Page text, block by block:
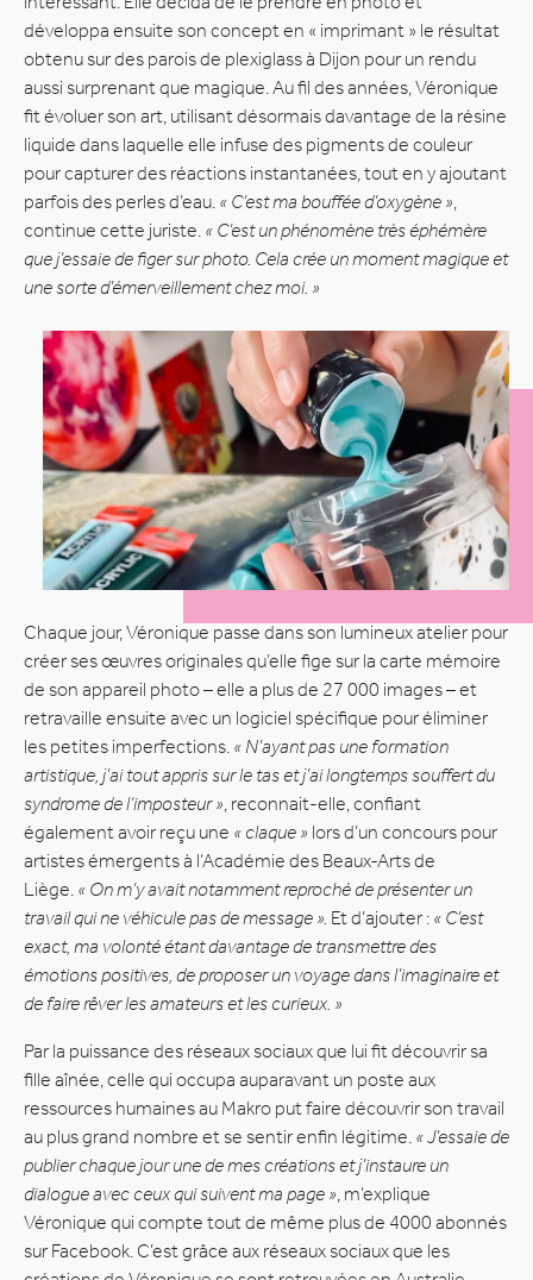
développa ensuite son concept en « imprimant » le résultat
obtenu sur des parois de plexiglass à Dijon pour un rendu
aussi surprenant que magique. Au fil des années, Véronique
fit évoluer son art, utilisant désormais davantage de la résine
liquide dans laquelle elle infuse des pigments de couleur
pour capturer des réactions instantanées, tout en y ajoutant
parfois des perles d’eau. « C’est ma bouffée d’oxygène »
continue cette juriste. « C’est un phénomène très éphémère
que j’essaie de figer sur photo. Cela crée un moment magique et
une sorte d’émerveillement chez moi. »
Chaque jour, Véronique passe dans son lumineux atelier pour
créer ses œuvres originales qu’elle fige sur la carte mémoire
de son appareil photo – elle a plus de 27 000 images – et
retravaille ensuite avec un logiciel spécifique pour éliminer
les petites imperfections. « N’ayant pas une formation
artistique, j’ai tout appris sur le tas et j’ai longtemps souffert du
syndrome de l’imposteur » , reconnait-elle, confiant
également avoir reçu une « claque » lors d’un concours pour
artistes émergents à l’Académie des Beaux-Arts de
Liège. « On m’y avait notamment reproché de présenter un
travail qui ne véhicule pas de message ». Et d’ajouter : « C’est
exact, ma volonté étant davantage de transmettre des
émotions positives, de proposer un voyage dans l’imaginaire et
de faire rêver les amateurs et les curieux. »
Par la puissance des réseaux sociaux que lui fit découvrir sa
fille aînée, celle qui occupa auparavant un poste aux
ressources humaines au Makro put faire découvrir son travail
au plus grand nombre et se sentir enfin légitime. « J’essaie de
publier chaque jour une de mes créations et j’instaure un
dialogue avec ceux qui suivent ma page » , m’explique
Véronique qui compte tout de même plus de 4000 abonnés
sur Facebook. C’est grâce aux réseaux sociaux que les